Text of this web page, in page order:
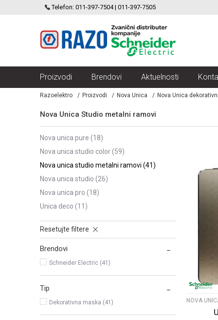
Telefon: 011-397-7504 | 011-397-7505
ELECTRIC VELIKI IZBOR MODULARNIH PREKIDACA I UTICNICA
Proizvodi Brendovi Aktuelnosti
Razoelektro Proizvodi Nova Unica Nova Unica
Nova Unica Studio metalni ramovi
nova unica pure (18)
nova unica studio color(59)
nova unica studio metalni ramovi (41)
nova unica studio (26)
nova unica pro (18)
unica deco (11)
Resetujte filtere
Brendovi
Schneider Electric (41)
Tip
Dekorativna maska (41)